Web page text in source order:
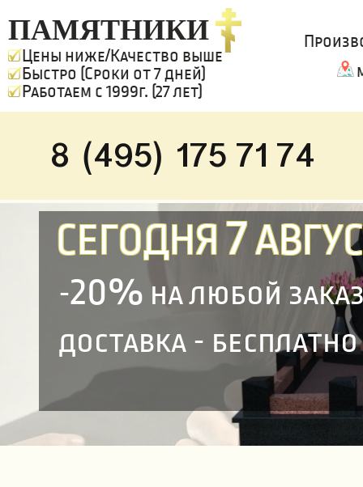
ПАМЯТНИКИ
Цены ниже/Качество выше
Быстро (Сроки от 7 дней)
Работаем с 1999г. (27 лет)
8 (495) 175 71 74
СЕГОДНЯ7
-20% на любой
доставка - бесплатно